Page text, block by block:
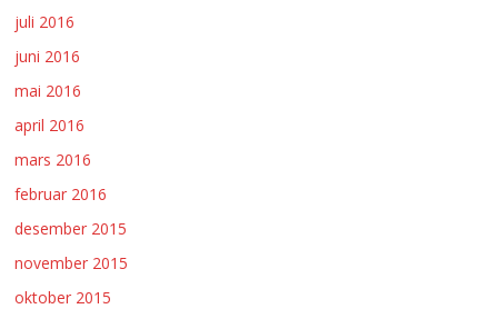
juli 2016
juni 2016
mai 2016
april 2016
mars 2016
februar 2016
desember 2015
november 2015
oktober 2015